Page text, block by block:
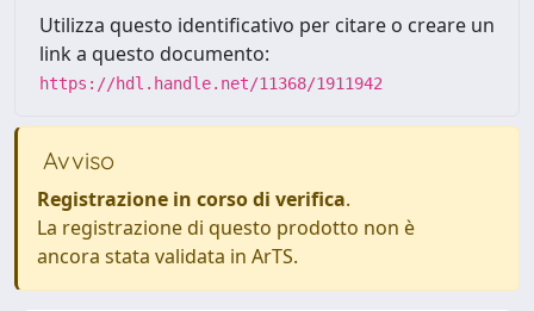
Utilizza questo identificativo per citare o creare un
link a questo documento:
https://hdl.handle.net/11368/1911942
Avviso
Registrazione in corso di verifica.
La registrazione di questo prodotto non è
ancora stata validata in ArTS.